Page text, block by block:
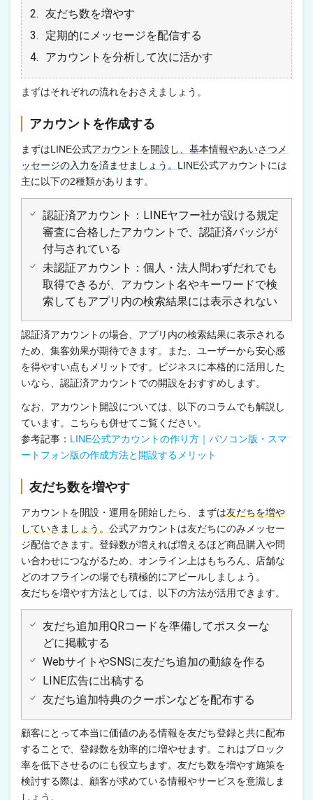
友だち数を増やす
定期的にメッセージを配信する
アカウントを分析して次に活かす
まずはそれぞれの流れをおさえましょう。
アカウントを作成する
まずはLINE公式アカウントを開設し、基本情報やあいさつメ
ッセージの入力を済ませましょう。LINE公式アカウントには
主に以下の2種類があります。
認証済アカウント：LINEヤフー社が設ける規定
審査に合格したアカウントで、認証済バッジが
付与されている
未認証アカウント：個人・法人問わずだれでも
取得できるが、アカウント名やキーワードで検
索してもアプリ内の検索結果には表示されない
認証済アカウントの場合、アプリ内の検索結果に表示される
ため、集客効果が期待できます。また、ユーザーから安心感
を得やすい点もメリットです。ビジネスに本格的に活用した
いなら、認証済アカウントでの開設をおすすめします。
なお、アカウント開設については、以下のコラムでも解説し
ています。こちらも併せてご覧ください。
参考記事： LINE公式アカウントの作り方｜パソコン版・スマ
ートフォン版の作成方法と開設するメリット
友だち数を増やす
アカウントを開設・運用を開始したら、まずは友だちを増や
していきましょう。 公式アカウントは友だちにのみメッセー
ジ配信できます。登録数が増えれば増えるほど商品購入や問
い合わせにつながるため、オンライン上はもちろん、店舗な
どのオフラインの場でも積極的にアピールしましょう。
友だちを増やす方法としては、以下の方法が活用できます。
友だち追加用QRコードを準備してポスターな
どに掲載する
WebサイトやSNSに友だち追加の動線を作る
LINE広告に出稿する
友だち追加特典のクーポンなどを配布する
顧客にとって本当に価値のある情報を友だち登録と共に配布
することで、登録数を効率的に増やせます。これはブロック
率を低下させるのにも役立ちます。友だち数を増やす施策を
検討する際は、顧客が求めている情報やサービスを意識しま
しょう。